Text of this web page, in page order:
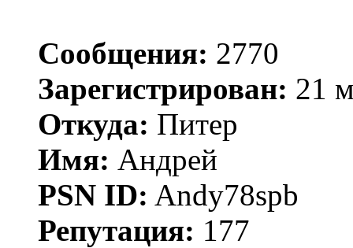
Сообщения: 2770
Зарегистрирован: 21
Откуда: Питер
Имя: Андрей
PSN ID: Andy78spb
Репутация: 177